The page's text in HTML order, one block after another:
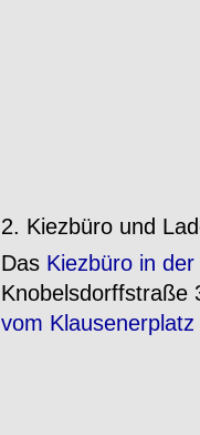
2. Kiezbüro und
Das Kiezbüro in
Knobelsdorffstraße
vom Klausenerplatz